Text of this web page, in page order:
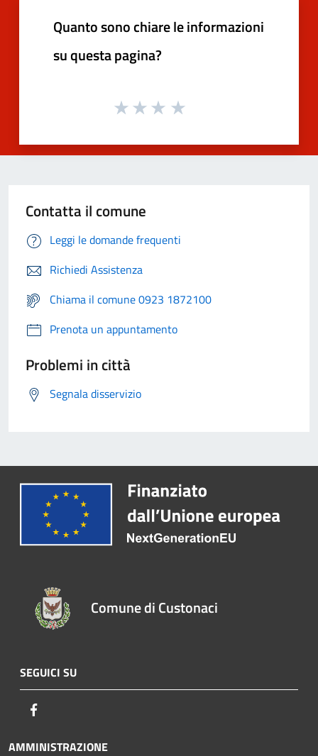
Quanto sono chiare le informazioni
su questa pagina?
Contatta il comune
Leggi le domande frequenti
Richiedi Assistenza
Chiama il comune 0923 1872100
Prenota un appuntamento
Problemi in città
Segnala disservizio
Comune di Custonaci
SEGUICI SU
AMMINISTRAZIONE